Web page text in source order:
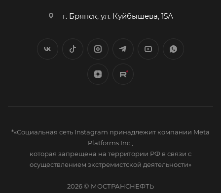
г. Брянск, ул. Куйбышева, 15А
*«Социальная сеть Instagram принадлежит компании Meta
Platforms Inc.,
которая запрещена на территории РФ в связи с
осуществлением экстремистской деятельности»
2026 © МОСТРАНСНЕФТЬ